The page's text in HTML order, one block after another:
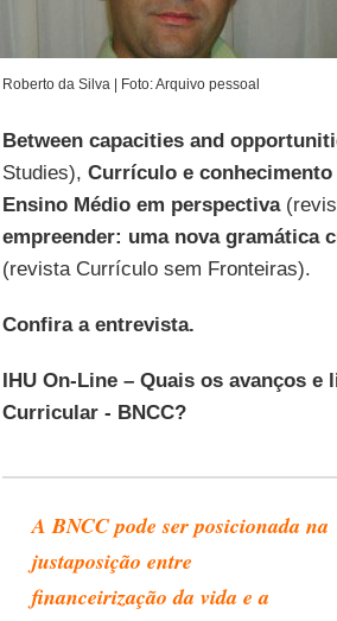
Roberto da Silva | Foto: Arquivo pessoal
Between capacities and
Studies), Currículo e
Ensino Médio em perspectiva
empreender: uma nova gramática
(revista Currículo sem Fronteiras).
Confira a entrevista.
IHU On-Line – Quais os avanços
Curricular - BNCC?
A BNCC pode ser posicionada na
justaposição entre
financeirização da vida e a